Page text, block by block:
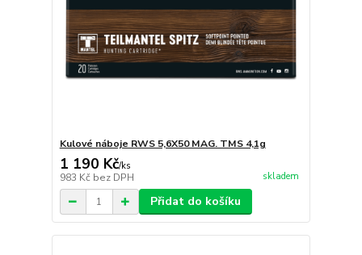
Kulové náboje RWS 5,6X50 MAG. TMS 4,1g
1 190 Kč/ks
983 Kč bez DPH skladem
Přidat do košíku